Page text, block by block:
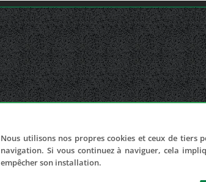
Nous utilisons nos propres cookies et ceux de
navigation. Si vous continuez à naviguer, cela
empêcher son installation.